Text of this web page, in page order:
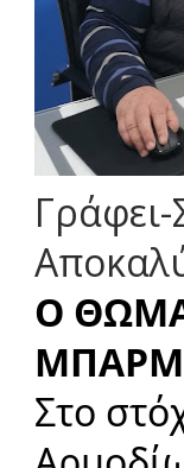
Γράφει-
Αποκαλ
Ο
Στο